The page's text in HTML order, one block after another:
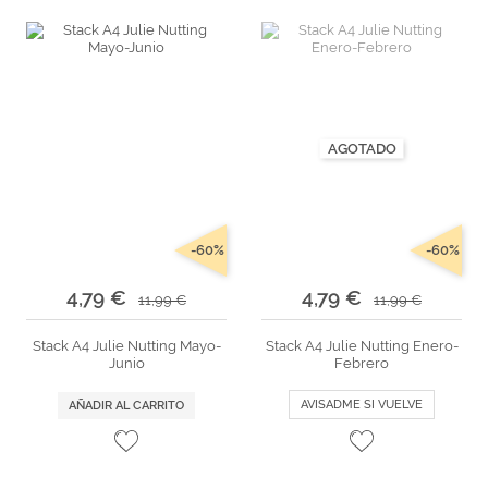
4,79 € 11,99 €
-60%
Stack A4 Julie Nutting Mayo-
Junio
AÑADIR AL CARRITO
AGOTADO
4,79 € 11,99 €
-60%
Stack A4 Julie Nutting Enero-
Febrero
AVISADME SI VUELVE